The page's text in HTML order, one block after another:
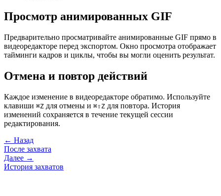
Просмотр анимированных GIF
Предварительно просматривайте анимированные GIF прямо в
видеоредакторе перед экспортом. Окно просмотра отображает
тайминги кадров и циклы, чтобы вы могли оценить результат.
Отмена и повтор действий
Каждое изменение в видеоредакторе обратимо. Используйте
клавиши ⌘Z для отмены и ⌘⇧Z для повтора. История
изменений сохраняется в течение текущей сессии
редактирования.
← Назад
После захвата
Далее →
История захватов